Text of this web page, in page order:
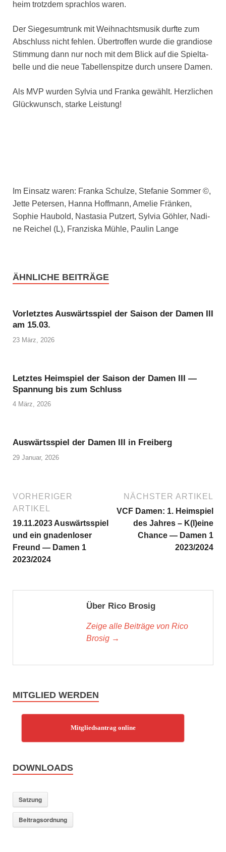
heim trotz­dem sprach­los waren.
Der Sie­ges­um­trunk mit Weih­nachts­mu­sik durf­te zum
Abschluss nicht feh­len. Über­trof­fen wur­de die gran­dio­se
Stim­mung dann nur noch mit dem Blick auf die Spiel­ta­
bel­le und die neue Tabel­len­spit­ze durch unse­re Damen.
Als MVP wur­den Syl­via und Fran­ka gewählt. Herz­li­chen
Glück­wunsch, star­ke Leis­tung!
Im Ein­satz waren: Fran­ka Schul­ze, Ste­fa­nie Som­mer ©,
Jet­te Peter­sen, Han­na Hoff­mann, Ame­lie Frän­ken,
Sophie Hau­bold, Nasta­sia Put­zert, Syl­via Göh­ler, Nadi­
ne Rei­chel (L), Fran­zis­ka Müh­le, Pau­lin Lan­ge
ÄHNLICHE BEITRÄGE
Vorletztes Auswärtsspiel der Saison der Damen III
am 15.03.
23 März, 2026
Letztes Heimspiel der Saison der Damen III —
Spannung bis zum Schluss
4 März, 2026
Auswärtsspiel der Damen III in Freiberg
29 Januar, 2026
VORHERIGER
ARTIKEL
19.11.2023 Auswärtsspiel
und ein gnadenloser
Freund — Damen 1
2023/2024
NÄCHSTER ARTIKEL
VCF Damen: 1. Heimspiel
des Jahres – K(l)eine
Chance — Damen 1
2023/2024
Über Rico Brosig
Zeige alle Beiträge von Rico
Brosig →
MITGLIED WERDEN
Mitgliedsantrag online
DOWNLOADS
Satzung
Beitragsordnung